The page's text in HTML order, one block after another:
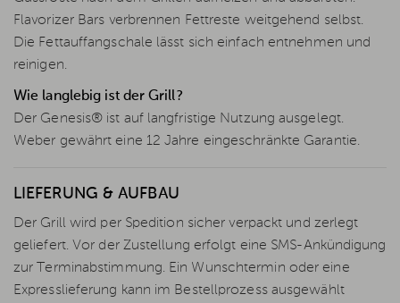
Flavorizer Bars verbrennen Fettreste weitgehend selbst.
Die Fettauffangschale lässt sich einfach entnehmen und
reinigen.
Wie langlebig ist der Grill?
Der Genesis® ist auf langfristige Nutzung ausgelegt.
Weber gewährt eine 12 Jahre eingeschränkte Garantie.
LIEFERUNG & AUFBAU
Der Grill wird per Spedition sicher verpackt und zerlegt
geliefert. Vor der Zustellung erfolgt eine SMS-Ankündigung
zur Terminabstimmung. Ein Wunschtermin oder eine
Expresslieferung kann im Bestellprozess ausgewählt